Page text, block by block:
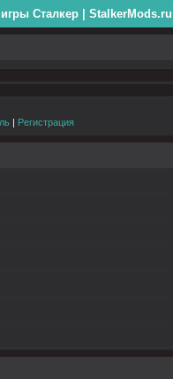
Сталкер | StalkerMods.ru
| Регистрация